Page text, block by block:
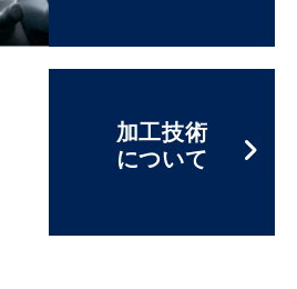
加工技術
について